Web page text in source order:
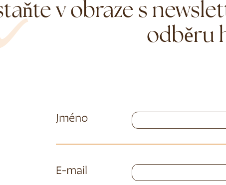
v obraze s
odběru
Jméno
E-mail